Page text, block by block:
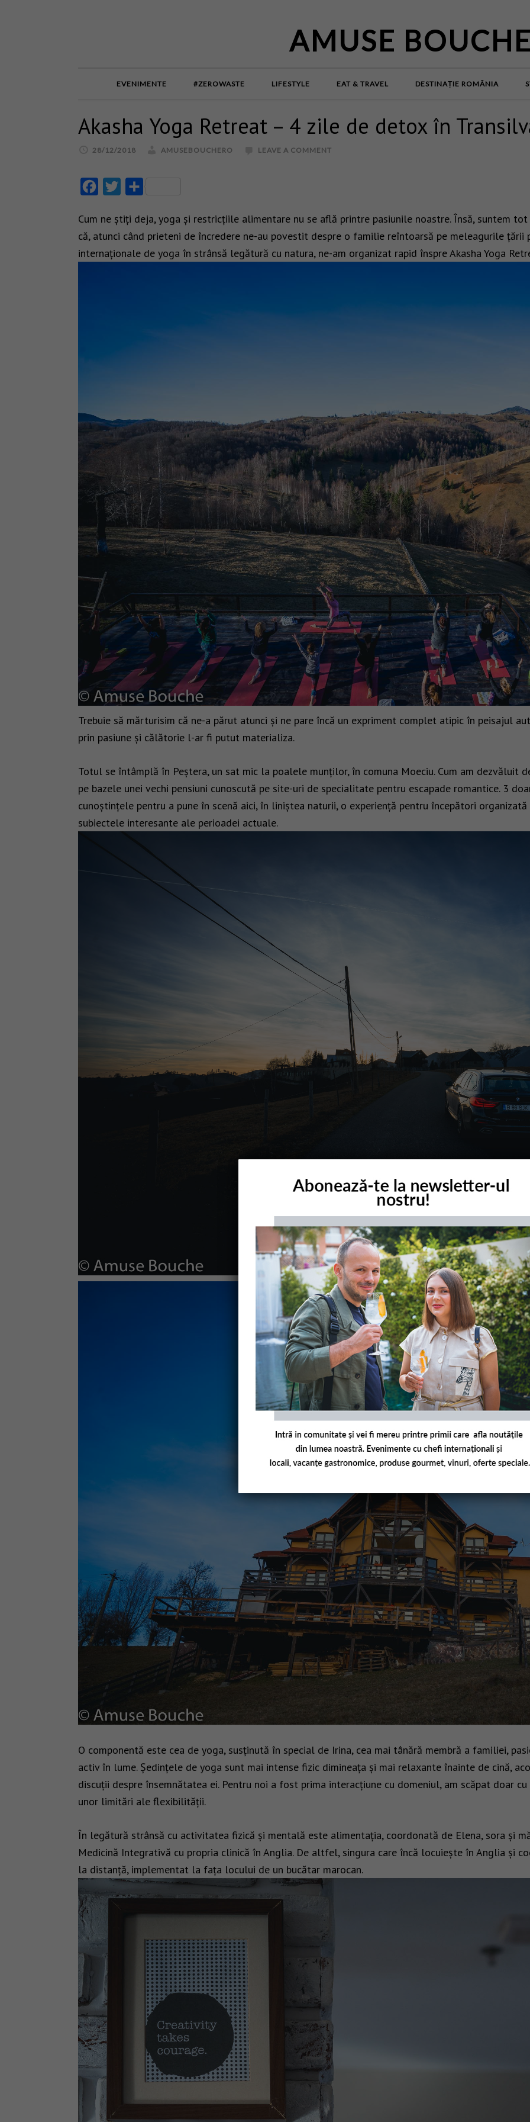
AMUSE
EVENIMENTE #ZEROWASTE LIFESTYLE EAT & TRAVEL DESTINAȚIE ROMÂNIA
Akasha Yoga Retreat – 4 zile de detox în
28/12/2018 AMUSEBOUCHERO LEAVE A COMMENT
FacebookTwitter
Cum ne știți deja, yoga și restricțiile alimentare nu se află printre pasiunile noastre. Însă, suntem
că, atunci când prieteni de încredere ne-au povestit despre o familie reîntoarsă pe meleagurile țării
internaționale de yoga în strânsă legătură cu natura, ne-am organizat rapid înspre Akasha Yoga
Trebuie să mărturisim că ne-a părut atunci și ne pare încă un expriment complet atipic în peisajul
prin pasiune și călătorie l-ar fi putut materializa.
Totul se întâmplă în Peștera, un sat mic la poalele munților, în comuna Moeciu. Cum am dezvăluit
pe bazele unei vechi pensiuni cunoscută pe site-uri de specialitate pentru escapade romantice. 3
cunoștințele pentru a pune în scenă aici, în liniștea naturii, o experiență pentru începători
subiectele interesante ale perioadei actuale.
O componentă este cea de yoga, susținută în special de Irina, cea mai tânără membră a familiei,
activ în lume. Ședințele de yoga sunt mai intense fizic dimineața și mai relaxante înainte de cină,
discuții despre însemnătatea ei. Pentru noi a fost prima interacțiune cu domeniul, am scăpat doar
unor limitări ale flexibilității.
În legătură strânsă cu activitatea fizică și mentală este alimentația, coordonată de Elena, sora și
Medicină Integrativă cu propria clinică în Anglia. De altfel, singura care încă locuiește în Anglia și
la distanță, implementat la fața locului de un bucătar marocan.